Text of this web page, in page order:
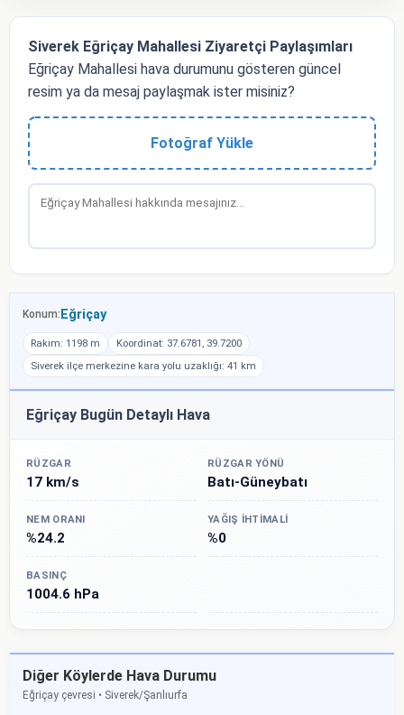
Siverek Eğriçay Mahallesi Ziyaretçi Paylaşımları
Eğriçay Mahallesi hava durumunu gösteren güncel
resim ya da mesaj paylaşmak ister misiniz?
Fotoğraf Yükle
Konum: Eğriçay
Rakım: 1198 m
Koordinat: 37.6781, 39.7200
Siverek ilçe merkezine kara yolu uzaklığı: 41 km
Eğriçay Bugün Detaylı Hava
RÜZGAR
17 km/s
RÜZGAR YÖNÜ
Batı-Güneybatı
NEM ORANI
%24.2
YAĞIŞ İHTIMALI
%0
BASINÇ
1004.6 hPa
Diğer Köylerde Hava Durumu
Eğriçay çevresi • Siverek/Şanlıurfa